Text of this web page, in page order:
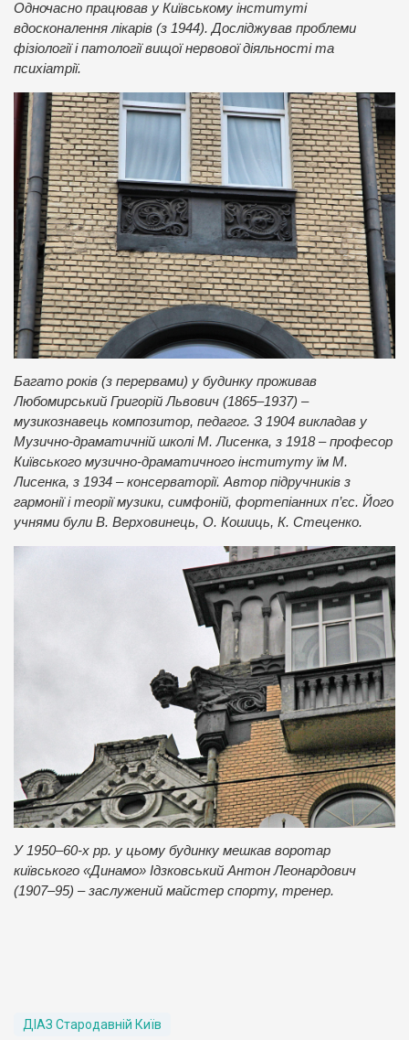
Одночасно працював у Київському інституті
вдосконалення лікарів (з 1944). Досліджував проблеми
фізіології і патології вищої нервової діяльності та
психіатрії.
Багато років (з перервами) у будинку проживав
Любомирський Григорій Львович (1865–1937) –
музикознавець композитор, педагог. З 1904 викладав у
Музично-драматичній школі М. Лисенка, з 1918 – професор
Київського музично-драматичного інституту їм М.
Лисенка, з 1934 – консерваторії. Автор підручників з
гармонії і теорії музики, симфоній, фортепіанних п’єс. Його
учнями були В. Верховинець, О. Кошиць, К. Стеценко.
У 1950–60-х рр. у цьому будинку мешкав воротар
київського «Динамо» Ідзковський Антон Леонардович
(1907–95) – заслужений майстер спорту, тренер.
ДІАЗ Стародавній Київ